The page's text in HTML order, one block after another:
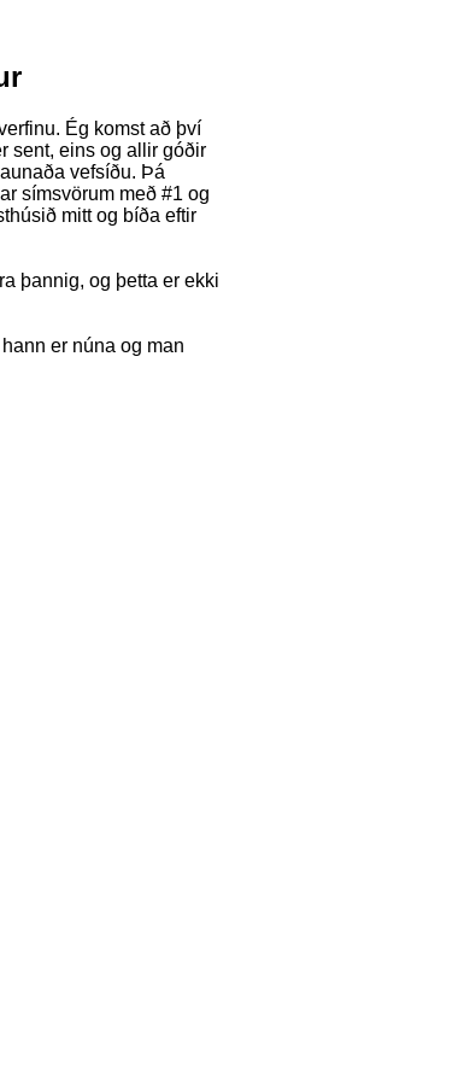
Ég komst að því
sent, eins og allir góðir
vefsíðu. Þá
símsvörum með #1 og
mitt og bíða eftir
þannig, og þetta er ekki
er núna og man